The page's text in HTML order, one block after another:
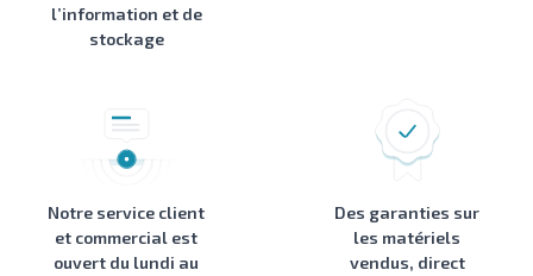
l’information et de
stockage
Notre service client
et commercial est
ouvert du lundi au
Des garanties sur
les matériels
vendus, direct